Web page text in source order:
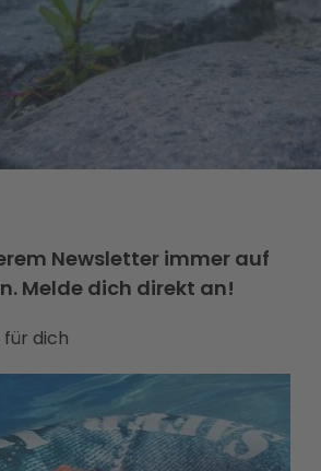
Newsletter immer auf
Melde dich direkt an!
dich